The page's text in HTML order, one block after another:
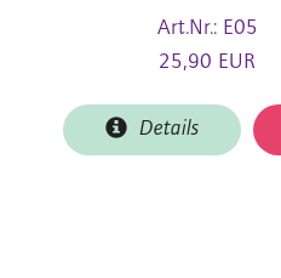
Art.Nr.: E05
25,90 EUR
Details